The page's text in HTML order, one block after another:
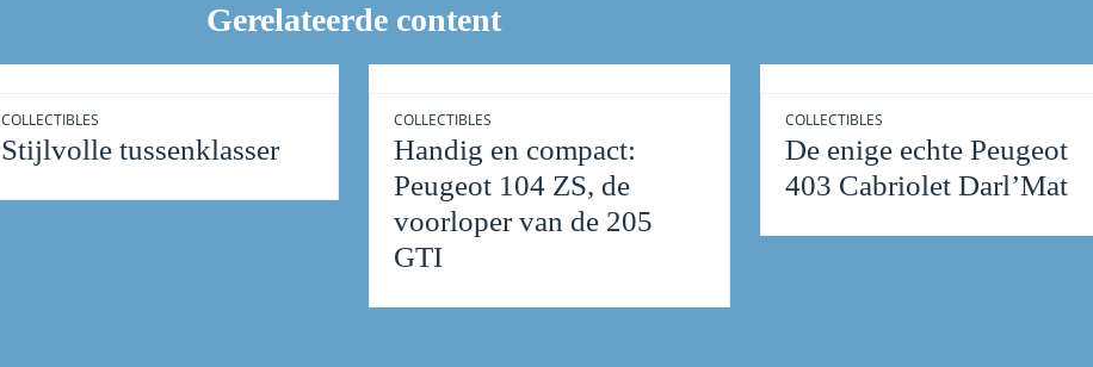
Gerelateerde content
Stijlvolle tussenklasser
COLLECTIBLES
Handig en compact:
Peugeot 104 ZS, de
voorloper van de 205
GTI
COLLECTIBLES
De enige echte Peugeot
403 Cabriolet Darl’Mat
COLLECTIBLES